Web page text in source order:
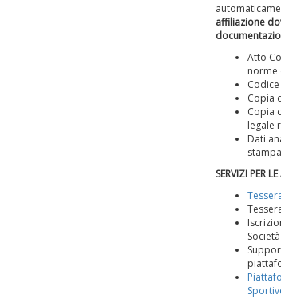
affiliazione
Atto
norme
Copia
Copia
legale
Dati
SERVIZI PER